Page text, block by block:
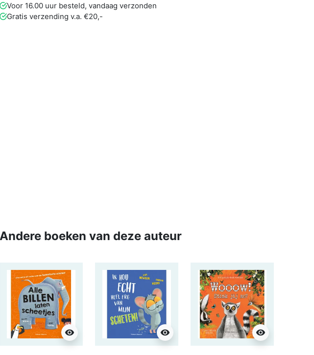
Voor 16.00 uur besteld, vandaag verzonden
Gratis verzending v.a. €20,-
Andere boeken van deze auteur
visibility visibility visibility